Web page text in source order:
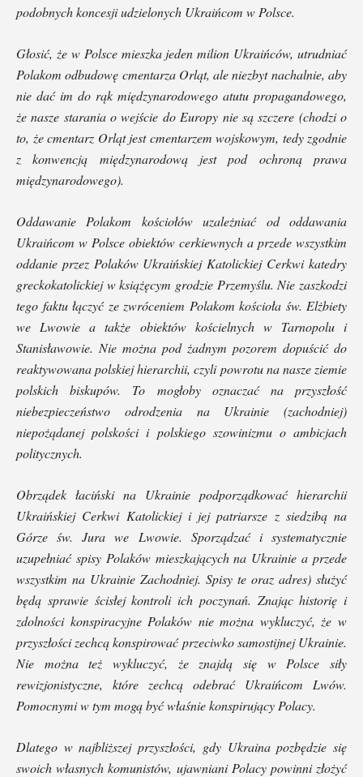
podobnych koncesji udzielonych Ukraińcom w Polsce.
Głosić, że w Polsce mieszka jeden milion Ukraińców, utrudniać
Polakom odbudowę cmentarza Orląt, ale niezbyt nachalnie, aby
nie dać im do rąk międzynarodowego atutu propagandowego,
że nasze starania o wejście do Europy nie są szczere (chodzi o
to, że cmentarz Orląt jest cmentarzem wojskowym, tedy zgodnie
z konwencją międzynarodową jest pod ochroną prawa
międzynarodowego).
Oddawanie Polakom kościołów uzależniać od oddawania
Ukraińcom w Polsce obiektów cerkiewnych a przede wszystkim
oddanie przez Polaków Ukraińskiej Katolickiej Cerkwi katedry
greckokatolickiej w książęcym grodzie Przemyślu. Nie zaszkodzi
tego faktu łączyć ze zwróceniem Polakom kościoła św. Elżbiety
we Lwowie a także obiektów kościelnych w Tarnopolu i
Stanisławowie. Nie można pod żadnym pozorem dopuścić do
reaktywowana polskiej hierarchii, czyli powrotu na nasze ziemie
polskich biskupów. To mogłoby oznaczać na przyszłość
niebezpieczeństwo odrodzenia na Ukrainie (zachodniej)
niepożądanej polskości i polskiego szowinizmu o ambicjach
politycznych.
Obrządek łaciński na Ukrainie podporządkować hierarchii
Ukraińskiej Cerkwi Katolickiej i jej patriarsze z siedzibą na
Górze św. Jura we Lwowie.
Sporządzać i systematycznie
uzupełniać spisy Polaków mieszkających na Ukrainie a przede
wszystkim na Ukrainie Zachodniej. Spisy te oraz adres) służyć
będą sprawie ścisłej kontroli ich poczynań. Znając historię i
zdolności konspiracyjne Polaków nie można wykluczyć, że w
przyszłości zechcą konspirować przeciwko samostijnej Ukrainie.
Nie można też wykluczyć, że znajdą się w Polsce siły
rewizjonistyczne, które zechcą odebrać Ukraińcom Lwów.
Pomocnymi w tym mogą być właśnie konspirujący Polacy.
Dlatego w najbliższej przyszłości, gdy Ukraina pozbędzie się
swoich własnych komunistów, ujawniani Polacy powinni złożyć